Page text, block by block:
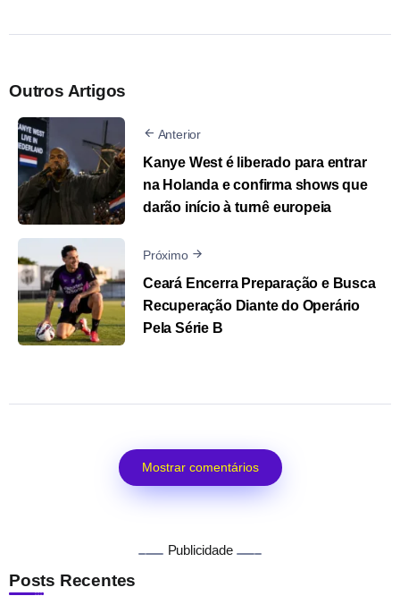
Outros Artigos
Anterior
Kanye West é liberado para entrar
na Holanda e confirma shows que
darão início à turnê europeia
Próximo
Ceará Encerra Preparação e Busca
Recuperação Diante do Operário
Pela Série B
Mostrar comentários
Publicidade
Posts Recentes